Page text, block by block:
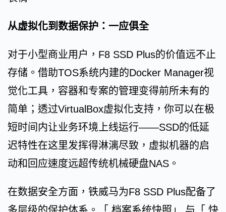
从虚拟化到数据保护：一应俱全
对于小型商业用户，F8 SSD Plus的价值远不止
存储。借助TOS系统内建的Docker Manager视
觉化工具，容器和专案的管理变得前所未有的
简单；透过VirtualBox虚拟化支持，你可以在极
短时间内让业务环境上线运行——SSD的低延
迟特性在这里发挥得淋漓尽致，虚拟机器的启
动和回应速度远超传统机械硬盘NAS。
在数据安全方面，铁威马为F8 SSD Plus配备了